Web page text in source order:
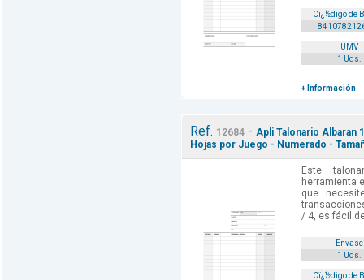
Cï¿½digo de
UMV
1 Uds.
+ Información
Ref. 12684- Apli Talonario Albaran
Hojas por Juego - Numerado -
Este
herramienta
que
/ 4, es fácil
Envase
1 Uds.
Cï¿½digo de